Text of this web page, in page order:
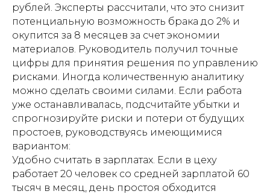
рублей. Эксперты рассчитали, что это снизит
потенциальную возможность брака до 2% и
окупится за 8 месяцев за счет экономии
материалов. Руководитель получил точные
цифры для принятия решения по управлению
рисками. Иногда количественную аналитику
можно сделать своими силами. Если работа
уже останавливалась, подсчитайте убытки и
спрогнозируйте риски и потери от будущих
простоев, руководствуясь имеющимися
вариантом:
Удобно считать в зарплатах. Если в цеху
работает 20 человек со средней зарплатой 60
тысяч в месяц, день простоя обходится